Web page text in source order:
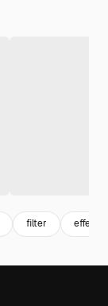
filter effetto